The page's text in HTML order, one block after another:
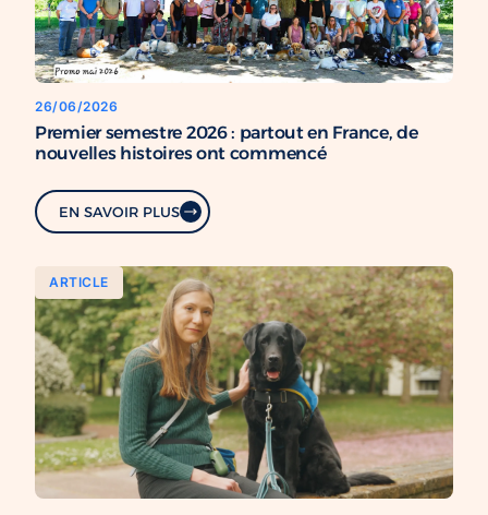
26/06/2026
Premier semestre 2026 : partout en France, de
nouvelles histoires ont commencé
EN SAVOIR PLUS
ARTICLE